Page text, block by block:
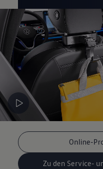
Online-
Zu den Service-